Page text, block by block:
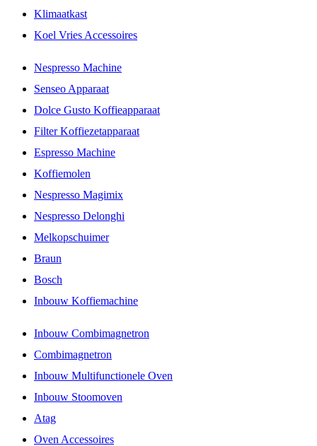
Klimaatkast
Koel Vries Accessoires
Nespresso Machine
Senseo Apparaat
Dolce Gusto Koffieapparaat
Filter Koffiezetapparaat
Espresso Machine
Koffiemolen
Nespresso Magimix
Nespresso Delonghi
Melkopschuimer
Braun
Bosch
Inbouw Koffiemachine
Inbouw Combimagnetron
Combimagnetron
Inbouw Multifunctionele Oven
Inbouw Stoomoven
Atag
Oven Accessoires